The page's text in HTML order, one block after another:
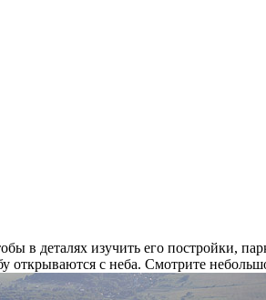
в деталях изучить его постройки,
с неба. Смотрите